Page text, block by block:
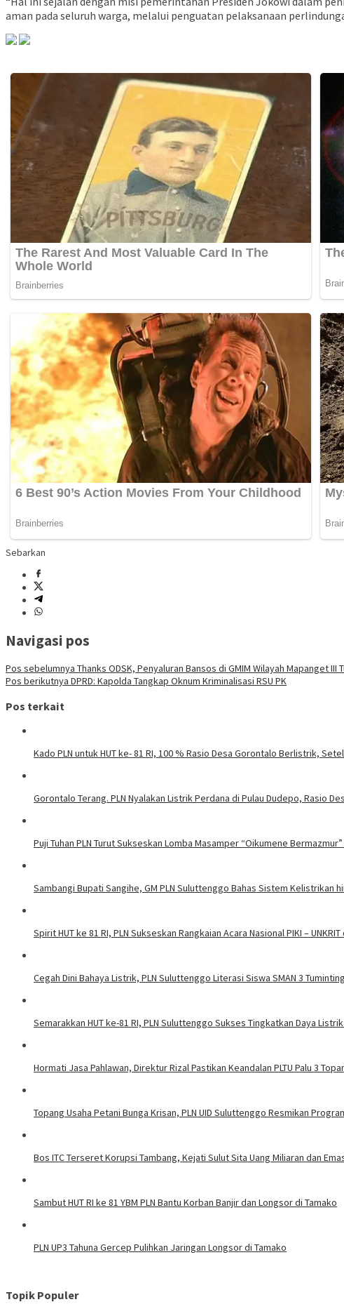
aman pada seluruh warga, melalui penguatan pelaksanaan
Sebarkan
Navigasi pos
Pos sebelumnya Thanks ODSK, Penyaluran Bansos di GMIM Wilayah Mapanget III
Pos berikutnya DPRD: Kapolda Tangkap Oknum Kriminalisasi RSU PK
Pos terkait
Kado PLN untuk HUT ke- 81 RI, 100 % Rasio Desa Gorontalo Berlistrik,
Gorontalo Terang. PLN Nyalakan Listrik Perdana di Pulau Dudepo, Rasio
Puji Tuhan PLN Turut Sukseskan Lomba Masamper “Oikumene
Sambangi Bupati Sangihe, GM PLN Suluttenggo Bahas Sistem Kelistrikan
Spirit HUT ke 81 RI, PLN Sukseskan Rangkaian Acara Nasional PIKI –
Cegah Dini Bahaya Listrik, PLN Suluttenggo Literasi Siswa SMAN 3
Semarakkan HUT ke-81 RI, PLN Suluttenggo Sukses Tingkatkan Daya
Hormati Jasa Pahlawan, Direktur Rizal Pastikan Keandalan PLTU Palu 3
Topang Usaha Petani Bunga Krisan, PLN UID Suluttenggo Resmikan
Bos ITC Terseret Korupsi Tambang, Kejati Sulut Sita Uang Miliaran dan
Sambut HUT RI ke 81 YBM PLN Bantu Korban Banjir dan Longsor di Tamako
PLN UP3 Tahuna Gercep Pulihkan Jaringan Longsor di Tamako
Topik Populer